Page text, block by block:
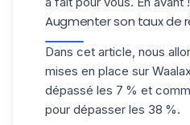
Augmenter son taux de
Dans cet article, nous
mises en place sur
dépassé les 7 % et
pour dépasser les 38 %.